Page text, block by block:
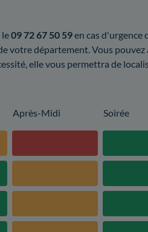
le09 72 67 50 59en cas d'urgence
votre département. Vous pouvez
elle vous permettra de
Après-Midi Soirée